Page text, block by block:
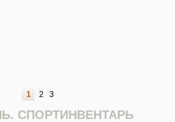
1 2 3
СПОРТИНВЕНТАРЬ